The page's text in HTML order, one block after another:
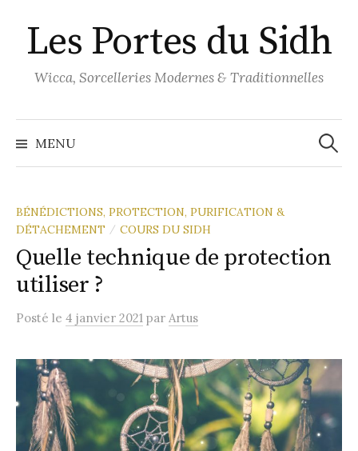
au
contenu
Les Portes du Sidh
Wicca, Sorcelleries Modernes & Traditionnelles
MENU
BÉNÉDICTIONS, PROTECTION, PURIFICATION &
DÉTACHEMENT
/ COURS DU SIDH
Quelle technique de protection
utiliser ?
Posté le 4 janvier 2021 par Artus